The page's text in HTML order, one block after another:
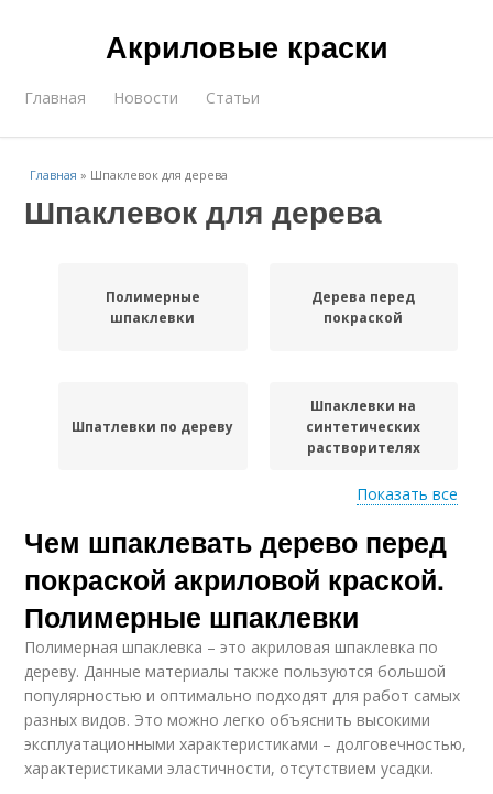
Акриловые краски
Главная Новости Статьи
Главная » Шпаклевок для дерева
Шпаклевок для дерева
Полимерные
шпаклевки
Дерева перед
покраской
Шпатлевки по дереву
Шпаклевки на
синтетических
растворителях
Шпаклевок по дереву
Требования к
шпаклевке
Шпатлевка по дереву Шпаклёвки по дереву
Шпаклёвка по дереву
Шпаклёвка для
Показать все
Чем шпаклевать дерево перед
покраской акриловой краской.
Полимерные шпаклевки
Полимерная шпаклевка – это акриловая шпаклевка по
дереву. Данные материалы также пользуются большой
популярностью и оптимально подходят для работ самых
разных видов. Это можно легко объяснить высокими
эксплуатационными характеристиками – долговечностью,
характеристиками эластичности, отсутствием усадки.